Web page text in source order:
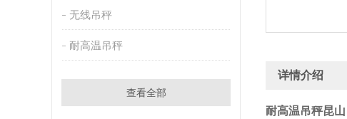
无线吊秤
耐高温吊秤
查看全部
详情介绍
耐高温吊秤昆山